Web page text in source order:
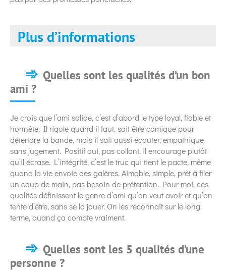
Plus d’informations
Quelles sont les qualités d’un bon
ami ?
Je crois que l’ami solide, c’est d’abord le type loyal, fiable et
honnête. Il rigole quand il faut, sait être comique pour
détendre la bande, mais il sait aussi écouter, empathique
sans jugement. Positif oui, pas collant, il encourage plutôt
qu’il écrase. L’intégrité, c’est le truc qui tient le pacte, même
quand la vie envoie des galères. Aimable, simple, prêt à filer
un coup de main, pas besoin de prétention. Pour moi, ces
qualités définissent le genre d’ami qu’on veut avoir et qu’on
tente d’être, sans se la jouer. On les reconnaît sur le long
terme, quand ça compte vraiment.
Quelles sont les 5 qualités d’une
personne ?